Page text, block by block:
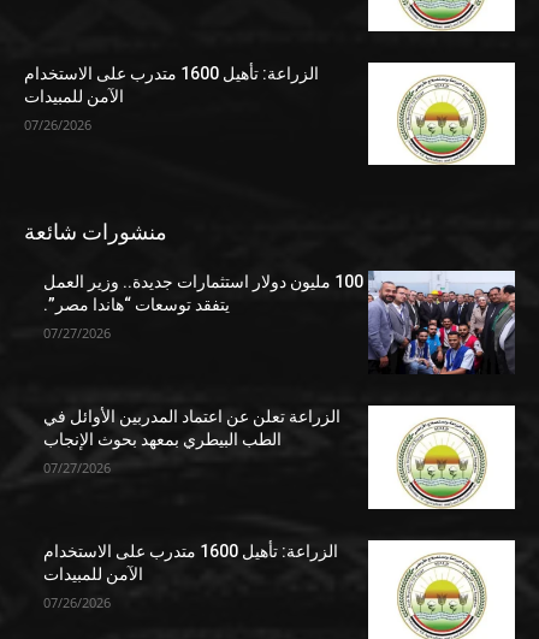
الزراعة: تأهيل 1600 متدرب على الاستخدام
الآمن للمبيدات
07/26/2026
منشورات شائعة
100 مليون دولار استثمارات جديدة.. وزير العمل
يتفقد توسعات “هاندا مصر”.
07/27/2026
الزراعة تعلن عن اعتماد المدربين الأوائل في
الطب البيطري بمعهد بحوث الإنجاب
07/27/2026
الزراعة: تأهيل 1600 متدرب على الاستخدام
الآمن للمبيدات
07/26/2026